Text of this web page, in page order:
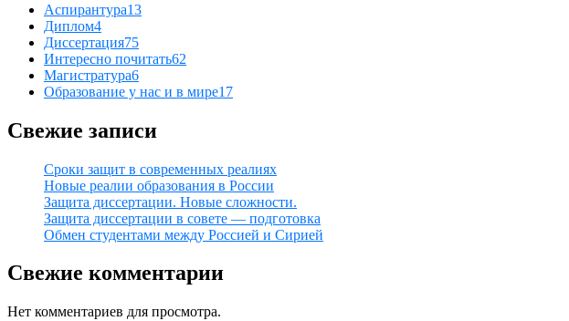
Аспирантура13
Диплом4
Диссертация75
Интересно почитать62
Магистратура6
Образование у нас и в мире17
Свежие записи
Сроки защит в современных реалиях
Новые реалии образования в России
Защита диссертации. Новые сложности.
Защита диссертации в совете — подготовка
Обмен студентами между Россией и Сирией
Свежие комментарии
Нет комментариев для просмотра.